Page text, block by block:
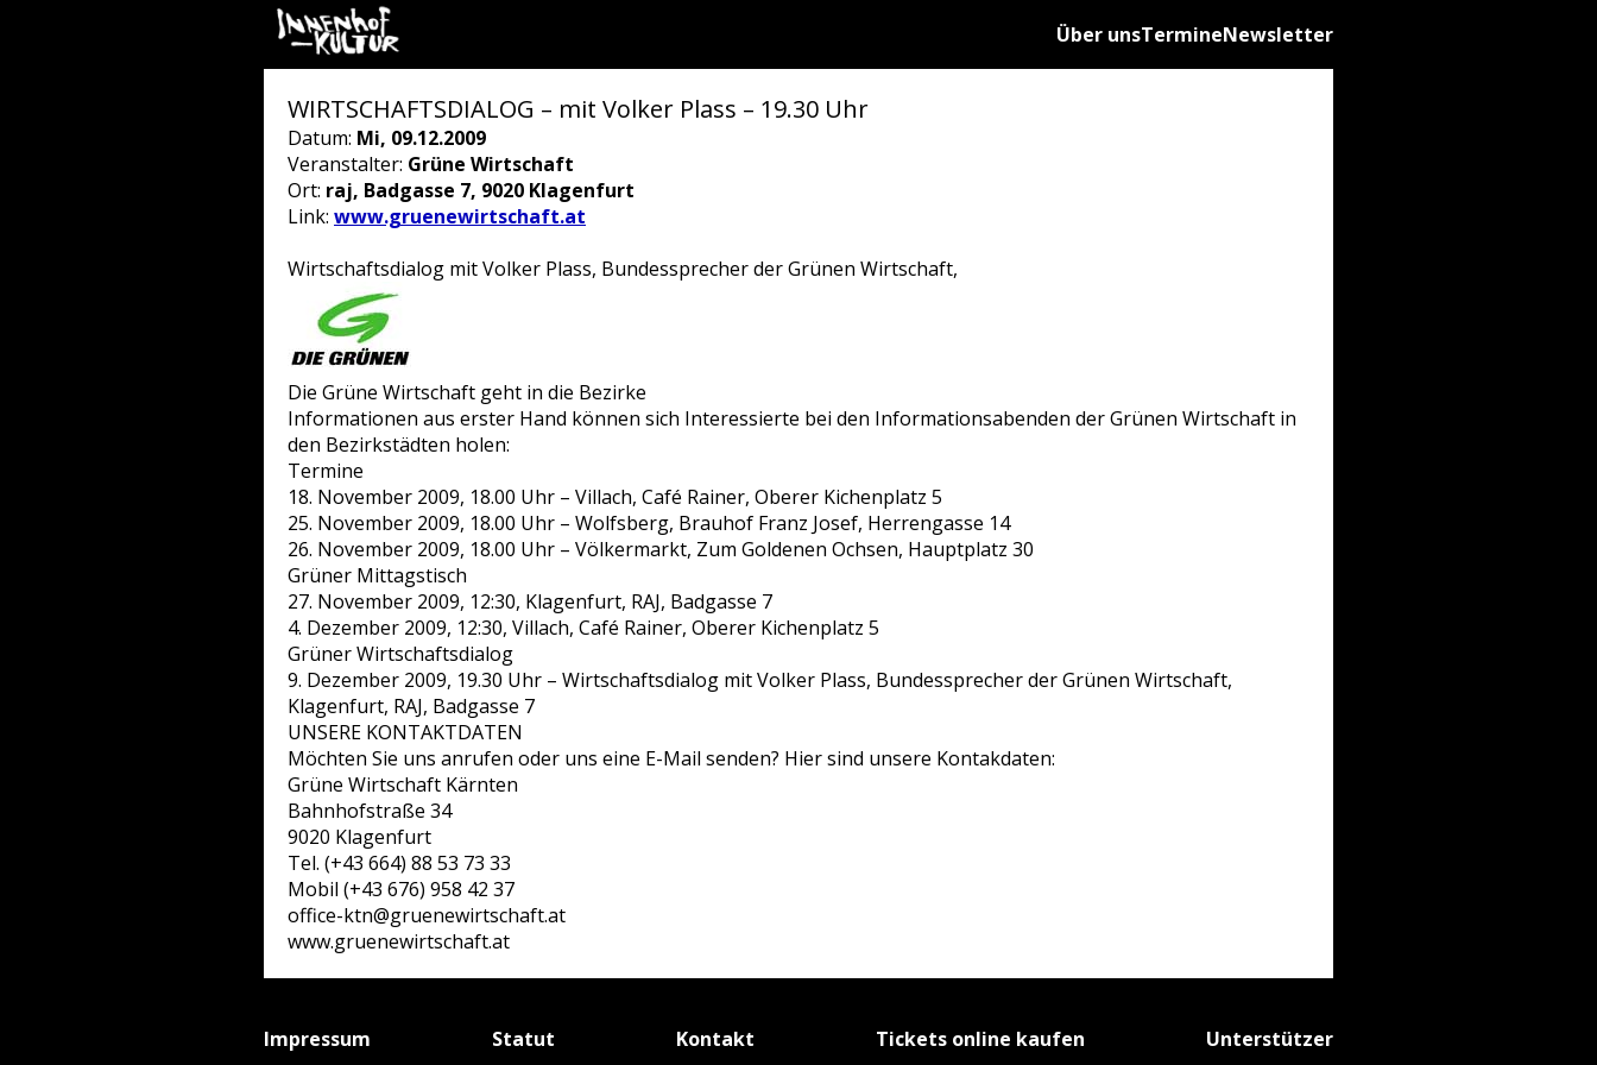
Über unsTermineNewsletter
WIRTSCHAFTSDIALOG – mit Volker Plass – 19.30 Uhr
Datum: Mi, 09.12.2009
Veranstalter: Grüne Wirtschaft
Ort: raj, Badgasse 7, 9020 Klagenfurt
Link: www.gruenewirtschaft.at
Wirtschaftsdialog mit Volker Plass, Bundessprecher der Grünen Wirtschaft,
Die Grüne Wirtschaft geht in die Bezirke
Informationen aus erster Hand können sich Interessierte bei den Informationsabenden der Grünen Wirtschaft in
den Bezirkstädten holen:
Termine
18. November 2009, 18.00 Uhr – Villach, Café Rainer, Oberer Kichenplatz 5
25. November 2009, 18.00 Uhr – Wolfsberg, Brauhof Franz Josef, Herrengasse 14
26. November 2009, 18.00 Uhr – Völkermarkt, Zum Goldenen Ochsen, Hauptplatz 30
Grüner Mittagstisch
27. November 2009, 12:30, Klagenfurt, RAJ, Badgasse 7
4. Dezember 2009, 12:30, Villach, Café Rainer, Oberer Kichenplatz 5
Grüner Wirtschaftsdialog
9. Dezember 2009, 19.30 Uhr – Wirtschaftsdialog mit Volker Plass, Bundessprecher der Grünen Wirtschaft,
Klagenfurt, RAJ, Badgasse 7
UNSERE KONTAKTDATEN
Möchten Sie uns anrufen oder uns eine E-Mail senden? Hier sind unsere Kontakdaten:
Grüne Wirtschaft Kärnten
Bahnhofstraße 34
9020 Klagenfurt
Tel. (+43 664) 88 53 73 33
Mobil (+43 676) 958 42 37
office-ktn@gruenewirtschaft.at
www.gruenewirtschaft.at
Impressum Statut Kontakt Tickets online kaufen Unterstützer